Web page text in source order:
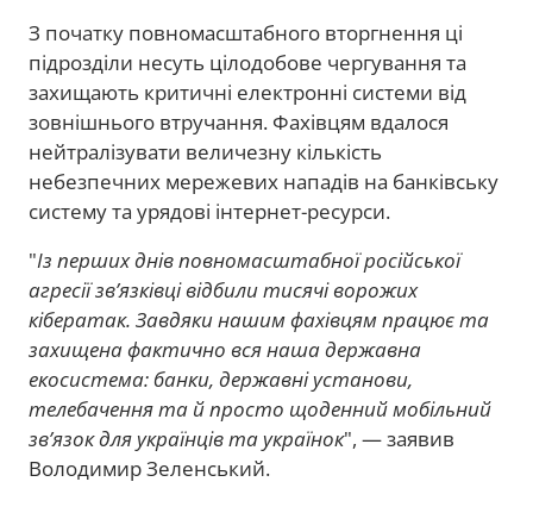
З початку повномасштабного вторгнення ці
підрозділи несуть цілодобове чергування та
захищають критичні електронні системи від
зовнішнього втручання. Фахівцям вдалося
нейтралізувати величезну кількість
небезпечних мережевих нападів на банківську
систему та урядові інтернет-ресурси.
"Із перших днів повномасштабної російської
агресії зв’язківці відбили тисячі ворожих
кібератак. Завдяки нашим фахівцям працює та
захищена фактично вся наша державна
екосистема: банки, державні установи,
телебачення та й просто щоденний мобільний
зв’язок для українців та українок", — заявив
Володимир Зеленський.